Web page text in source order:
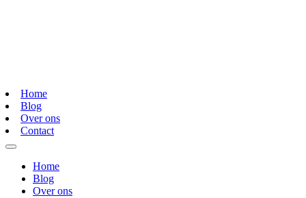
Home
Blog
Over ons
Contact
Home
Blog
Over ons